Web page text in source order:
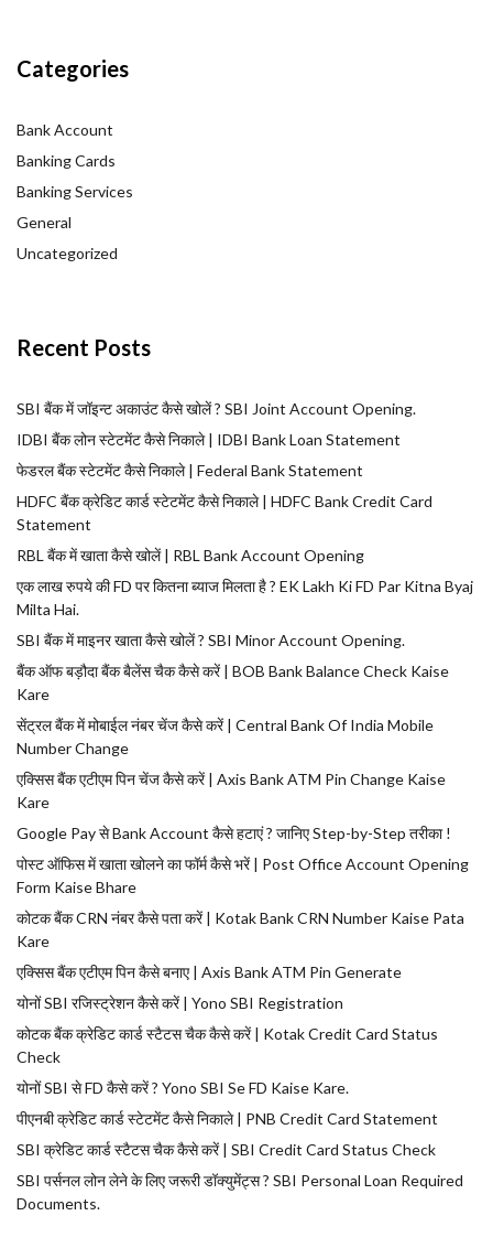
Categories
Bank Account
Banking Cards
Banking Services
General
Uncategorized
Recent Posts
SBI बैंक में जॉइन्ट अकाउंट कैसे खोलें ? SBI Joint Account Opening.
IDBI बैंक लोन स्टेटमेंट कैसे निकाले | IDBI Bank Loan Statement
फेडरल बैंक स्टेटमेंट कैसे निकाले | Federal Bank Statement
HDFC बैंक क्रेडिट कार्ड स्टेटमेंट कैसे निकाले | HDFC Bank Credit Card
Statement
RBL बैंक में खाता कैसे खोलें | RBL Bank Account Opening
एक लाख रुपये की FD पर कितना ब्याज मिलता है ? EK Lakh Ki FD Par Kitna Byaj
Milta Hai.
SBI बैंक में माइनर खाता कैसे खोलें ? SBI Minor Account Opening.
बैंक ऑफ बड़ौदा बैंक बैलेंस चैक कैसे करें | BOB Bank Balance Check Kaise
Kare
सेंट्रल बैंक में मोबाईल नंबर चेंज कैसे करें | Central Bank Of India Mobile
Number Change
एक्सिस बैंक एटीएम पिन चेंज कैसे करें | Axis Bank ATM Pin Change Kaise
Kare
Google Pay से Bank Account कैसे हटाएं ? जानिए Step-by-Step तरीका !
पोस्ट ऑफिस में खाता खोलने का फॉर्म कैसे भरें | Post Office Account Opening
Form Kaise Bhare
कोटक बैंक CRN नंबर कैसे पता करें | Kotak Bank CRN Number Kaise Pata
Kare
एक्सिस बैंक एटीएम पिन कैसे बनाए | Axis Bank ATM Pin Generate
योनों SBI रजिस्ट्रेशन कैसे करें | Yono SBI Registration
कोटक बैंक क्रेडिट कार्ड स्टैटस चैक कैसे करें | Kotak Credit Card Status
Check
योनों SBI से FD कैसे करें ? Yono SBI Se FD Kaise Kare.
पीएनबी क्रेडिट कार्ड स्टेटमेंट कैसे निकाले | PNB Credit Card Statement
SBI क्रेडिट कार्ड स्टैटस चैक कैसे करें | SBI Credit Card Status Check
SBI पर्सनल लोन लेने के लिए जरूरी डॉक्युमेंट्स ? SBI Personal Loan Required
Documents.